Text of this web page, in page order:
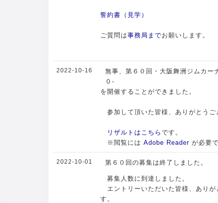
誓約書（見学）
ご質問は事務局までお願いします。
2022-10-16
無事、第６０回・大阪舞洲ジムカー
０-
を開催することができました。
参加して頂いた皆様、ありがとうご
リザルトはこちら です。
※閲覧には Adobe Reader が必要
2022-10-01 第６０回の募集は終了しました。
募集人数に到達しました。
エントリーいただいた皆様、ありが
す。